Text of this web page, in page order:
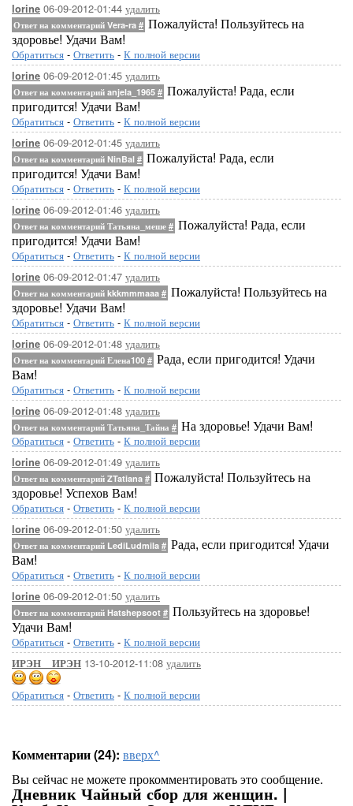
lorine 06-09-2012-01:44 удалить
Ответ на комментарий Vera-ra # Пожалуйста! Пользуйтесь на
здоровье! Удачи Вам!
Обратиться - Ответить - К полной версии
lorine 06-09-2012-01:45 удалить
Ответ на комментарий anjela_1965 # Пожалуйста! Рада, если
пригодится! Удачи Вам!
Обратиться - Ответить - К полной версии
lorine 06-09-2012-01:45 удалить
Ответ на комментарий NinBal # Пожалуйста! Рада, если
пригодится! Удачи Вам!
Обратиться - Ответить - К полной версии
lorine 06-09-2012-01:46 удалить
Ответ на комментарий Татьяна_меше # Пожалуйста! Рада, если
пригодится! Удачи Вам!
Обратиться - Ответить - К полной версии
lorine 06-09-2012-01:47 удалить
Ответ на комментарий kkkmmmaaa # Пожалуйста! Пользуйтесь на
здоровье! Удачи Вам!
Обратиться - Ответить - К полной версии
lorine 06-09-2012-01:48 удалить
Ответ на комментарий Елена100 # Рада, если пригодится! Удачи
Вам!
Обратиться - Ответить - К полной версии
lorine 06-09-2012-01:48 удалить
Ответ на комментарий Татьяна_Тайна # На здоровье! Удачи Вам!
Обратиться - Ответить - К полной версии
lorine 06-09-2012-01:49 удалить
Ответ на комментарий ZTatiana # Пожалуйста! Пользуйтесь на
здоровье! Успехов Вам!
Обратиться - Ответить - К полной версии
lorine 06-09-2012-01:50 удалить
Ответ на комментарий LediLudmila # Рада, если пригодится! Удачи
Вам!
Обратиться - Ответить - К полной версии
lorine 06-09-2012-01:50 удалить
Ответ на комментарий Hatshepsoot # Пользуйтесь на здоровье!
Удачи Вам!
Обратиться - Ответить - К полной версии
ИРЭН__ИРЭН 13-10-2012-11:08 удалить
Обратиться - Ответить - К полной версии
Комментарии (24): вверх^
Вы сейчас не можете прокомментировать это сообщение.
Дневник Чайный сбор для женщин. |